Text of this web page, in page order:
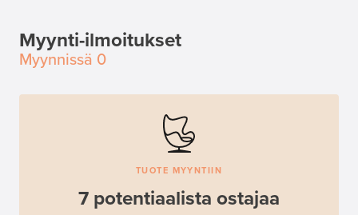
Myynti-ilmoitukset
Myynnissä 0
TUOTE MYYNTIIN
7 potentiaalista ostajaa